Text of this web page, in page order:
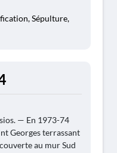
Sépulture,
— En 1973-74
Georges terrassant
au mur Sud